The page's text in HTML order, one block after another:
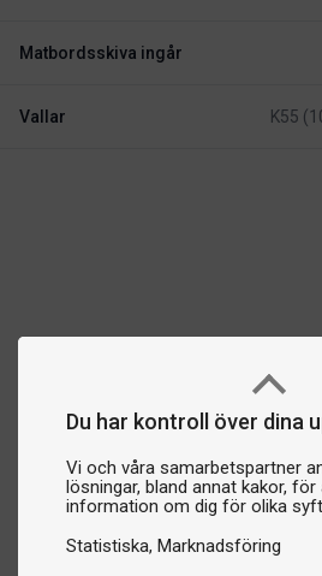
Du har kontroll över dina
Vi och våra samarbetspartner
lösningar, bland annat kakor,
information om dig för olika
Statistiska Marknadsföring
Matbordsskiva ingår
Vallar K55